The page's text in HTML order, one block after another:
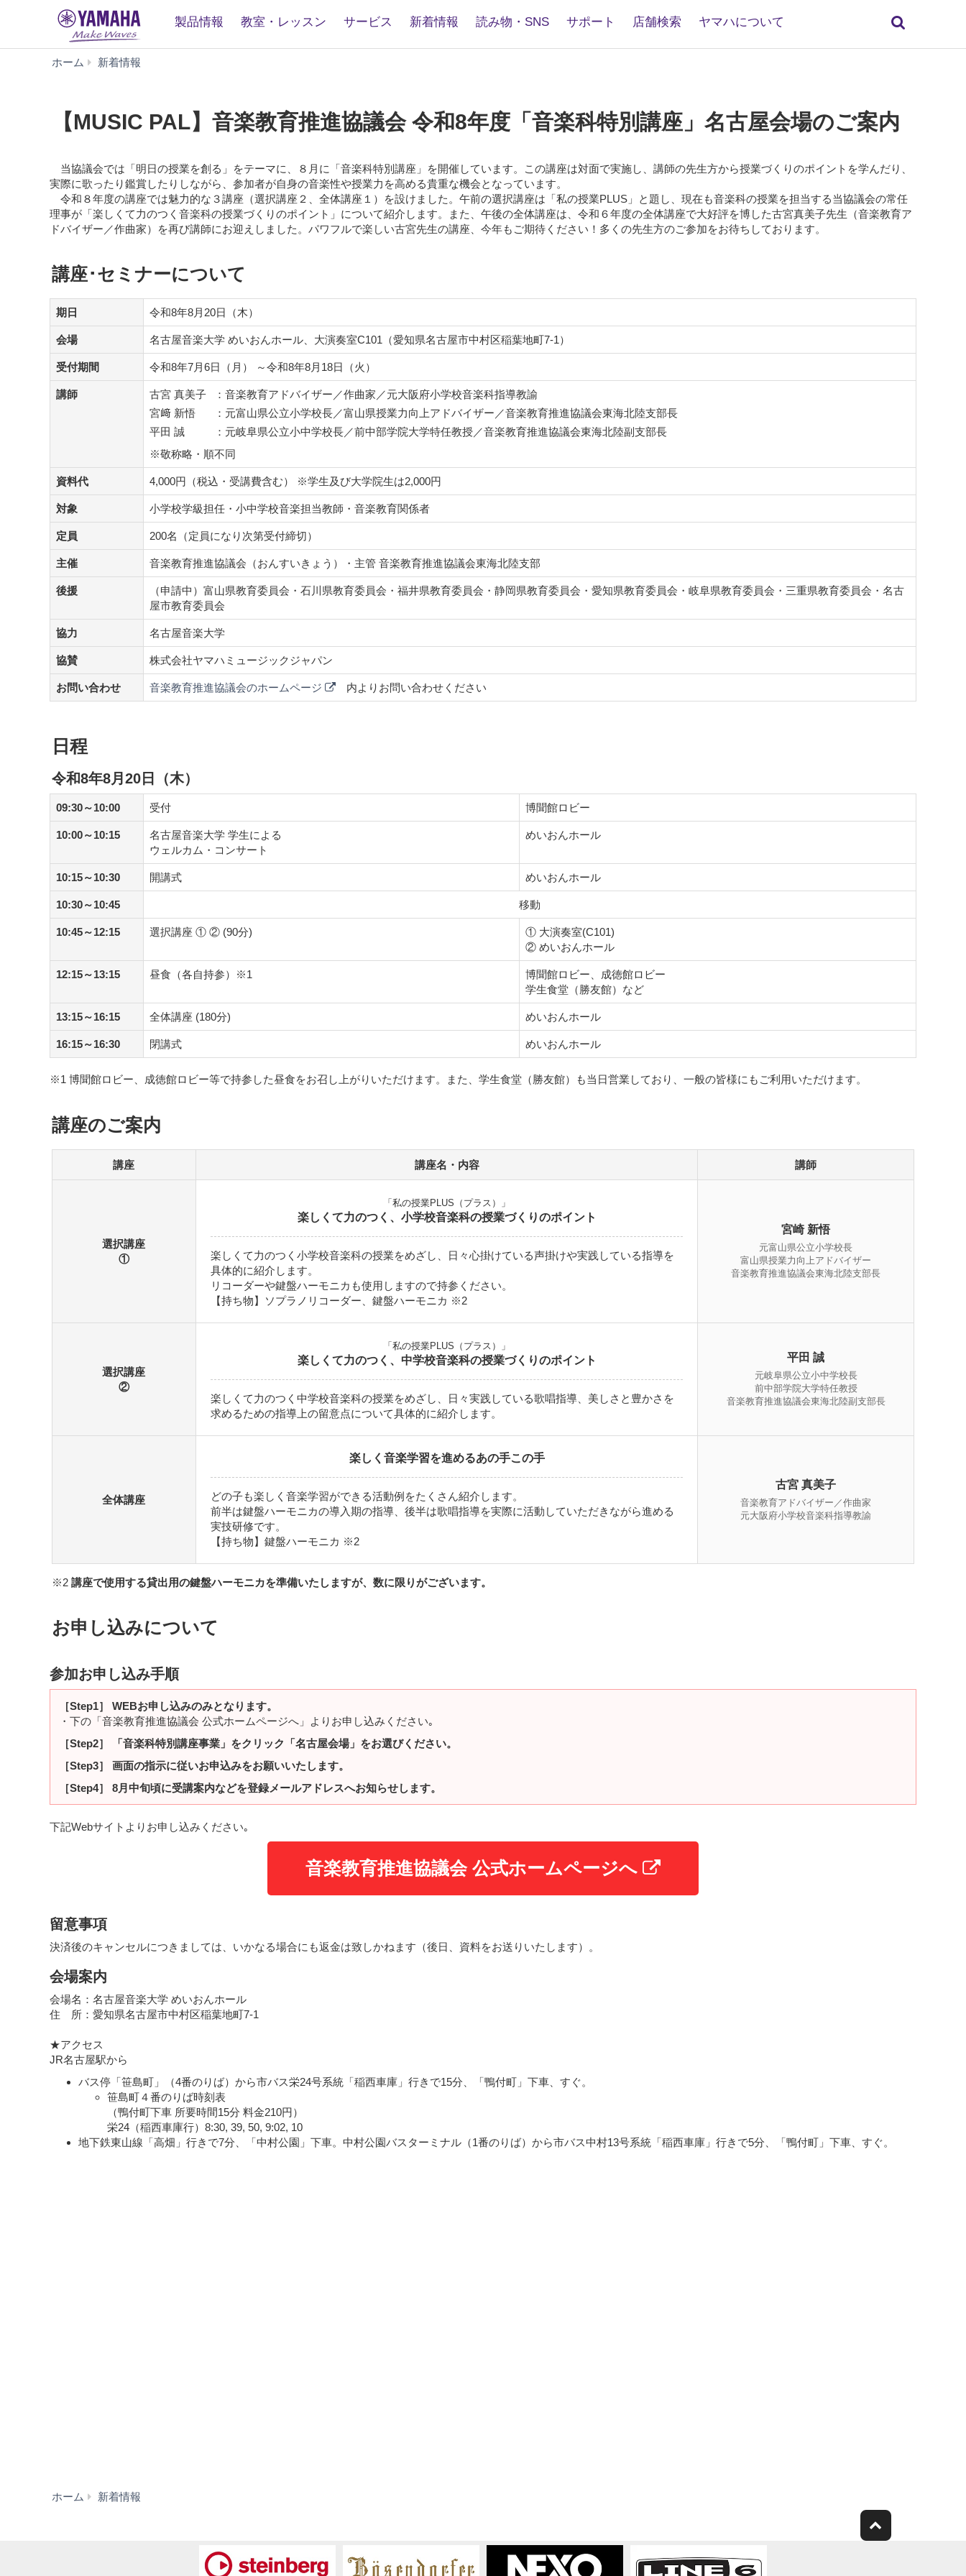
製品情報 教室・レッスン サービス 新着情報 読み物・SNS サポート 店舗検索 ヤマハについて
ホーム 新着情報
教
進
協
議
会
令
年
「音
楽
講
座」
名
場
の
ご
案
【MUSIC PAL】音楽教育推進協議会 令和8年度「音楽科特別講座」名古屋会場のご案内
当協議会では「明日の授業を創る」をテーマに、８月に「音楽科特別講座」を開催しています。この講座は対面で実施し、講師の先生方から授業づくりのポイントを学んだり、
実際に歌ったり鑑賞したりしながら、参加者が自身の音楽性や授業力を高める貴重な機会となっています。
令和８年度の講座では魅力的な３講座（選択講座２、全体講座１）を設けました。午前の選択講座は「私の授業PLUS」と題し、現在も音楽科の授業を担当する当協議会の常任
理事が「楽しくて力のつく音楽科の授業づくりのポイント」について紹介します。また、午後の全体講座は、令和６年度の全体講座で大好評を博した古宮真美子先生（音楽教育ア
ドバイザー／作曲家）を再び講師にお迎えしました。パワフルで楽しい古宮先生の講座、今年もご期待ください！多くの先生方のご参加をお待ちしております。
講座･セミナーについて
期日 令和8年8月20日（木）
会場 名古屋音楽大学 めいおんホール、大演奏室C101（愛知県名古屋市中村区稲葉地町7-1）
受付期間 令和8年7月6日（月） ～令和8年8月18日（火）
講師 古宮 真美子 ： 音楽教育アドバイザー／作曲家／元大阪府小学校音楽科指導教諭
宮﨑 新悟
： 元富山県公立小学校長／富山県授業力向上アドバイザー／音楽教育推進協議会東海北陸支部長
平田 誠
： 元岐阜県公立小中学校長／前中部学院大学特任教授／音楽教育推進協議会東海北陸副支部長
※敬称略・順不同
資料代 4,000円（税込・受講費含む） ※学生及び大学院生は2,000円
対象 小学校学級担任・小中学校音楽担当教師・音楽教育関係者
定員 200名（定員になり次第受付締切）
主催 音楽教育推進協議会（おんすいきょう）・主管 音楽教育推進協議会東海北陸支部
後援
（申請中）富山県教育委員会・石川県教育委員会・福井県教育委員会・静岡県教育委員会・愛知県教育委員会・岐阜県教育委員会・三重県教育委員会・名古
屋市教育委員会
協力 名古屋音楽大学
協賛 株式会社ヤマハミュージックジャパン
お問い合わせ 音楽教育推進協議会のホームページ 内よりお問い合わせください
日程
令和8年8月20日（木）
09:30～10:00 受付 博聞館ロビー
10:00～10:15
名古屋音楽大学 学生による
ウェルカム・コンサート
めいおんホール
10:15～10:30 開講式 めいおんホール
10:30～10:45 移動
10:45～12:15 選択講座 ① ② (90分)
① 大演奏室(C101)
② めいおんホール
12:15～13:15 昼食（各自持参）※1
博聞館ロビー、成徳館ロビー
学生食堂（勝友館）など
13:15～16:15 全体講座 (180分) めいおんホール
16:15～16:30 閉講式 めいおんホール
※1 博聞館ロビー、成徳館ロビー等で持参した昼食をお召し上がりいただけます。また、学生食堂（勝友館）も当日営業しており、一般の皆様にもご利用いただけます。
講座のご案内
講座 講座名・内容 講師
選択講座
①
「私の授業PLUS（プラス）」
楽しくて力のつく、小学校音楽科の授業づくりのポイント
楽しくて力のつく小学校音楽科の授業をめざし、日々心掛けている声掛けや実践している指導を
具体的に紹介します。
リコーダーや鍵盤ハーモニカも使用しますので持参ください。
【持ち物】ソプラノリコーダー、鍵盤ハーモニカ ※2
宮崎 新悟
元富山県公立小学校長
富山県授業力向上アドバイザー
音楽教育推進協議会東海北陸支部長
選択講座
②
「私の授業PLUS（プラス）」
楽しくて力のつく、中学校音楽科の授業づくりのポイント
楽しくて力のつく中学校音楽科の授業をめざし、日々実践している歌唱指導、美しさと豊かさを
求めるための指導上の留意点について具体的に紹介します。
平田 誠
元岐阜県公立小中学校長
前中部学院大学特任教授
音楽教育推進協議会東海北陸副支部長
全体講座
楽しく音楽学習を進めるあの手この手
どの子も楽しく音楽学習ができる活動例をたくさん紹介します。
前半は鍵盤ハーモニカの導入期の指導、後半は歌唱指導を実際に活動していただきながら進める
実技研修です。
【持ち物】鍵盤ハーモニカ ※2
古宮 真美子
音楽教育アドバイザー／作曲家
元大阪府小学校音楽科指導教諭
※2 講座で使用する貸出用の鍵盤ハーモニカを準備いたしますが、数に限りがございます。
お申し込みについて
参加お申し込み手順
［Step1］ WEBお申し込みのみとなります。
・下の「音楽教育推進協議会 公式ホームページへ」よりお申し込みください｡
［Step2］ 「音楽科特別講座事業」をクリック「名古屋会場」をお選びください。
［Step3］ 画面の指示に従いお申込みをお願いいたします。
［Step4］ 8月中旬頃に受講案内などを登録メールアドレスへお知らせします。
下記Webサイトよりお申し込みください｡
音楽教育推進協議会 公式ホームページへ
留意事項
決済後のキャンセルにつきましては、いかなる場合にも返金は致しかねます（後日、資料をお送りいたします）。
会場案内
会場名：名古屋音楽大学 めいおんホール
住 所：愛知県名古屋市中村区稲葉地町7-1
★アクセス
JR名古屋駅から
バス停「笹島町」（4番のりば）から市バス栄24号系統「稲西車庫」行きで15分、「鴨付町」下車、すぐ。
笹島町４番のりば時刻表
（鴨付町下車 所要時間15分 料金210円）
栄24（稲西車庫行）8:30, 39, 50, 9:02, 10
地下鉄東山線「高畑」行きで7分、「中村公園」下車。中村公園バスターミナル（1番のりば）から市バス中村13号系統「稲西車庫」行きで5分、「鴨付町」下車、すぐ。
ホーム 新着情報